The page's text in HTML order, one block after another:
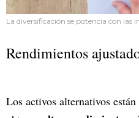
La diversificación se potencia con las
Rendimientos
Los activos alternativos